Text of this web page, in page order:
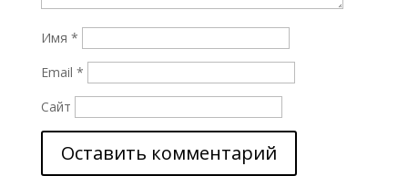
Имя *
Email *
Сайт